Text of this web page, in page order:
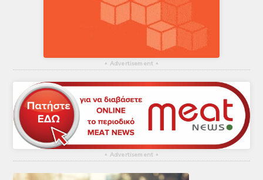
▴ Advertisement ▴
▴ Advertisement ▴